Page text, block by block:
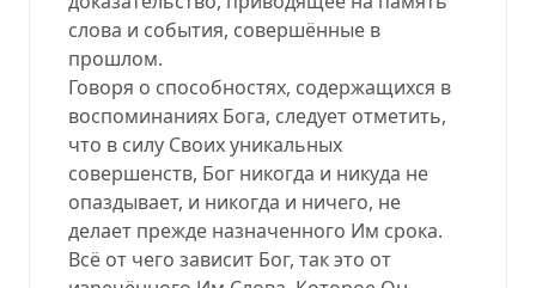
слова и события, совершённые в
прошлом.
Говоря о способностях, содержащихся в
воспоминаниях Бога, следует отметить,
что в силу Своих уникальных
совершенств, Бог никогда и никуда не
опаздывает, и никогда и ничего, не
делает прежде назначенного Им срока.
Всё от чего зависит Бог, так это от